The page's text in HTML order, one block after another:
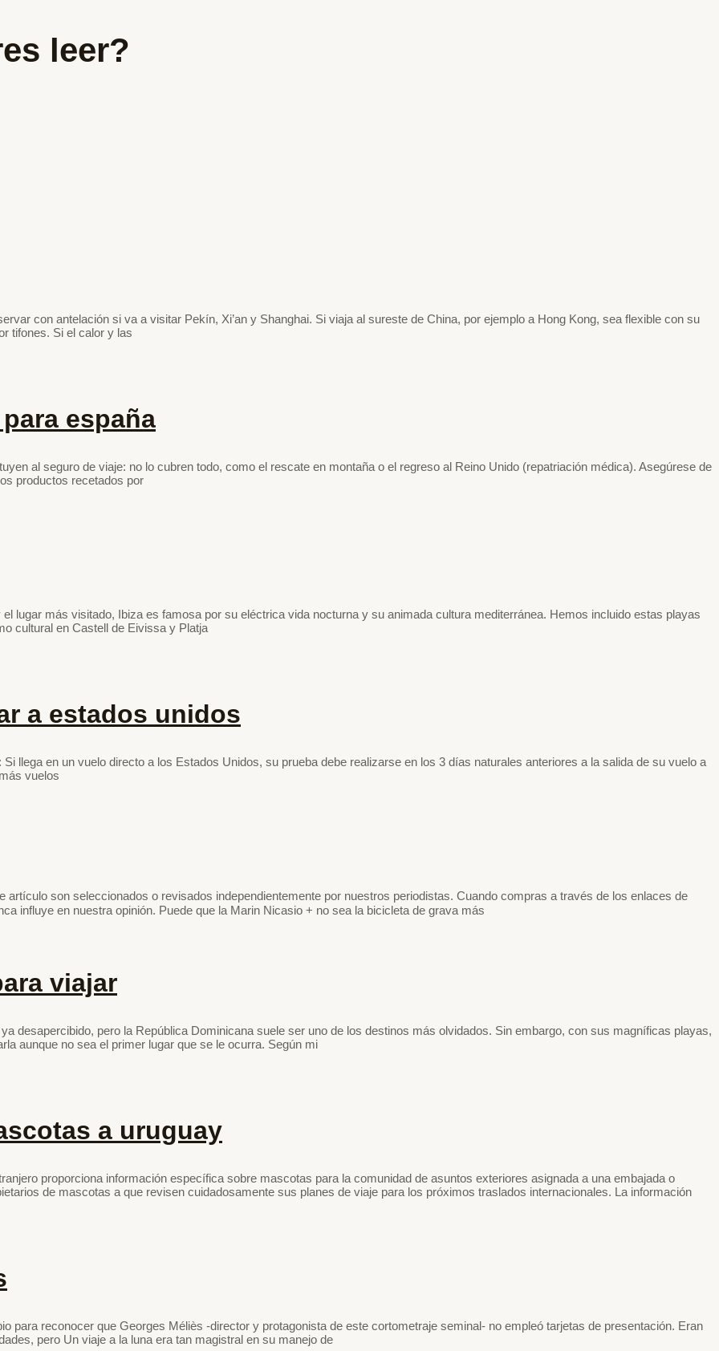
leer?
con antelación si va a visitar Pekín, Xi’an y Shanghai. Si viaja al sureste de China, por ejemplo a Hong Kong, sea flexible con su
tifones. Si el calor y las
españa
al seguro de viaje: no lo cubren todo, como el rescate en montaña o el regreso al Reino Unido (repatriación médica). Asegúrese de
productos recetados por
lugar más visitado, Ibiza es famosa por su eléctrica vida nocturna y su animada cultura mediterránea. Hemos incluido estas playas
cultural en Castell de Eivissa y Platja
a estados unidos
llega en un vuelo directo a los Estados Unidos, su prueba debe realizarse en los 3 días naturales anteriores a la salida de su vuelo a
vuelos
son seleccionados o revisados independientemente por nuestros periodistas. Cuando compras a través de los enlaces de
influye en nuestra opinión. Puede que la Marin Nicasio + no sea la bicicleta de grava más
viajar
desapercibido, pero la República Dominicana suele ser uno de los destinos más olvidados. Sin embargo, con sus magníficas playas,
aunque no sea el primer lugar que se le ocurra. Según mi
a uruguay
proporciona información específica sobre mascotas para la comunidad de asuntos exteriores asignada a una embajada o
de mascotas a que revisen cuidadosamente sus planes de viaje para los próximos traslados internacionales. La información
para reconocer que Georges Méliès -director y protagonista de este cortometraje seminal- no empleó tarjetas de presentación. Eran
pero Un viaje a la luna era tan magistral en su manejo de